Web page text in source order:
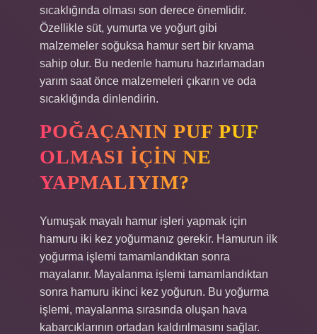
sıcaklığında olması son derece önemlidir.
Özellikle süt, yumurta ve yoğurt gibi
malzemeler soğuksa hamur sert bir kıvama
sahip olur. Bu nedenle hamuru hazırlamadan
yarım saat önce malzemeleri çıkarın ve oda
sıcaklığında dinlendirin.
POĞAÇANIN PUF PUF
OLMASI IÇIN NE
YAPMALIYIM?
Yumuşak mayalı hamur işleri yapmak için
hamuru iki kez yoğurmanız gerekir. Hamurun ilk
yoğurma işlemi tamamlandıktan sonra
mayalanır. Mayalanma işlemi tamamlandıktan
sonra hamuru ikinci kez yoğurun. Bu yoğurma
işlemi, mayalanma sırasında oluşan hava
kabarcıklarının ortadan kaldırılmasını sağlar.